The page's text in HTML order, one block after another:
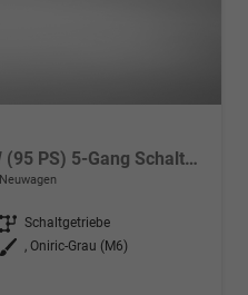
Style (Style) 1.0 TSI 70kW (95 PS) 5-Gang Schaltgetriebe
Neuwagen
Getriebe Schaltgetriebe
Außenfarbe
, Oniric-Grau (M6)